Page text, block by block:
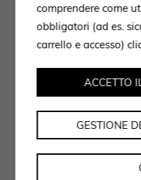
Autorizzo il
comprendere come
obbligatori (ad es.
carrello e accesso)
GESTIONE
ACCETTO